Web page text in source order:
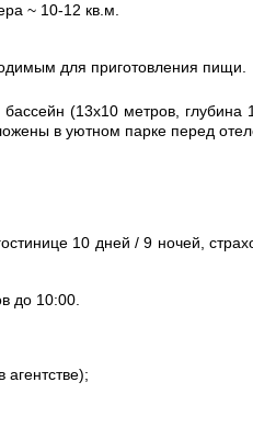
~ 10-12 кв.м.
для приготовления пищи.
(13х10 метров,
в уютном парке перед
10 дней / 9 ночей,
до 10:00.